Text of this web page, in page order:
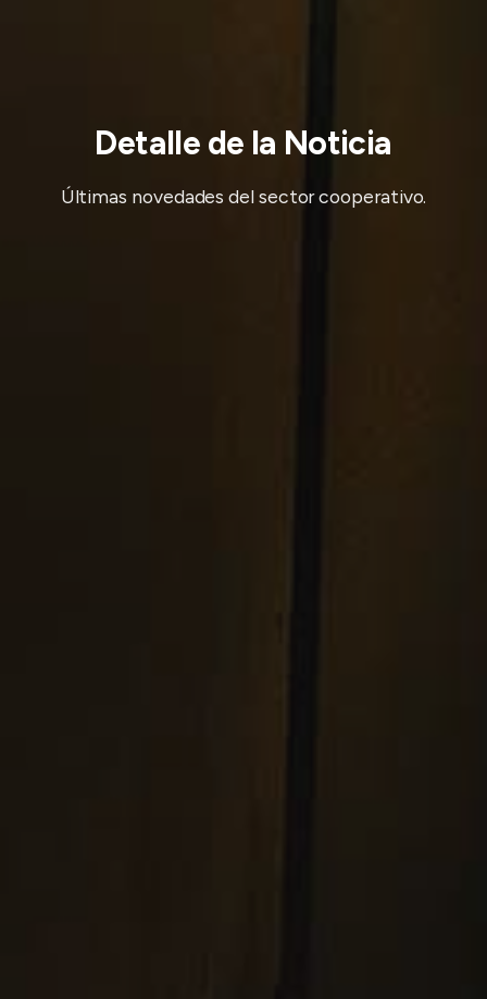
Detalle de la Noticia
Últimas novedades del sector cooperativo.